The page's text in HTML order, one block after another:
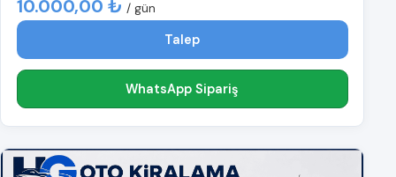
10.000,00 ₺ / gün
Talep
WhatsApp Sipariş